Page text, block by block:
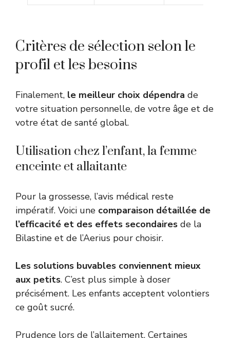
Critères de sélection selon le
profil et les besoins
Finalement, le meilleur choix dépendra de
votre situation personnelle, de votre âge et de
votre état de santé global.
Utilisation chez l’enfant, la femme
enceinte et allaitante
Pour la grossesse, l’avis médical reste
impératif. Voici une comparaison détaillée de
l’efficacité et des effets secondaires de la
Bilastine et de l’Aerius pour choisir.
Les solutions buvables conviennent mieux
aux petits. C’est plus simple à doser
précisément. Les enfants acceptent volontiers
ce goût sucré.
Prudence lors de l’allaitement. Certaines